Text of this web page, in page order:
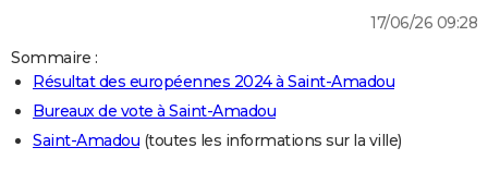
Guides de France
Escapades
Patrimoine
Expositions
Musées
Week-end nature
LIFESTYLE
Art de vivre
Bien-être
Loisirs
Mode
Modes de vie
17/06/26 09:28
Sommaire :
Résultat des européennes 2024 à Saint-Amadou
Bureaux de vote à Saint-Amadou
Saint-Amadou (toutes les informations sur la ville)